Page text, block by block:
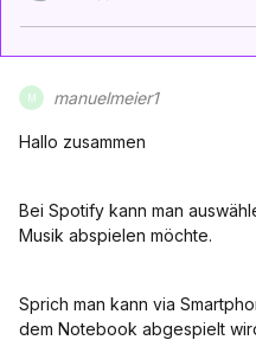
M manuelmeier1
Hallo zusammen
Bei Spotify kann man
Musik abspielen möchte.
Sprich man kann via
dem Notebook abgespielt